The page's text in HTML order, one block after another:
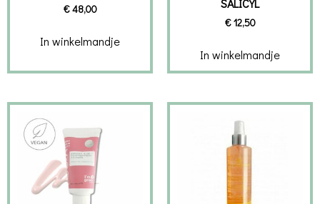
€48,00
In winkelmandje
SALICYL
€12,50
In winkelmandje